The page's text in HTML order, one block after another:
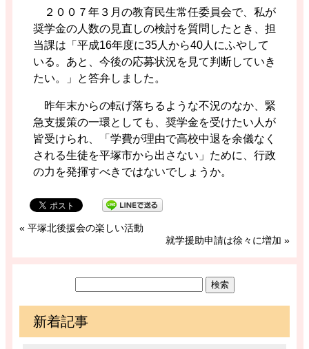
２００７年３月の教育民生常任委員会で、私が
奨学金の人数の見直しの検討を質問したとき、担
当課は「平成16年度に35人から40人にふやして
いる。あと、今後の応募状況を見て判断していき
たい。」と答弁しました。
昨年末からの転げ落ちるような不況のなか、緊
急支援策の一環としても、奨学金を受けたい人が
皆受けられ、「学費が理由で高校中退を余儀なく
される生徒を平塚市から出さない」ために、行政
の力を発揮すべきではないでしょうか。
« 平塚北後援会の楽しい活動
就学援助申請は徐々に増加 »
新着記事